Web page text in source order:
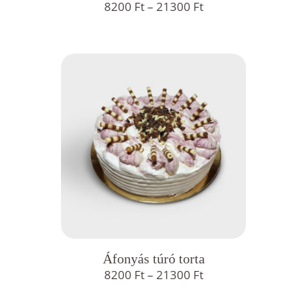
8200 Ft– 21300 FtÁrtartomány:
Áfonyás túró torta
8200 Ft– 21300 FtÁrtartomány: